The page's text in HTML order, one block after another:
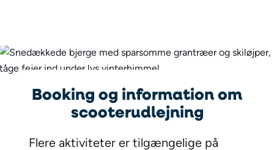
Booking og information om
scooterudlejning
Flere aktiviteter er tilgængelige på